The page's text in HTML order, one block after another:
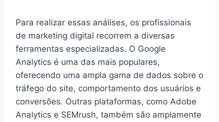
Para realizar essas análises, os profissionais
de marketing digital recorrem a diversas
ferramentas especializadas. O Google
Analytics é uma das mais populares,
oferecendo uma ampla gama de dados sobre o
tráfego do site, comportamento dos usuários e
conversões. Outras plataformas, como Adobe
Analytics e SEMrush, também são amplamente